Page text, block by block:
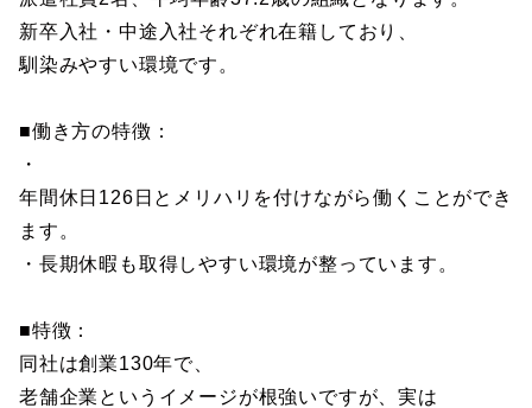
新卒入社・中途入社それぞれ在籍しており、
馴染みやすい環境です。
■働き方の特徴：
・
年間休日126日とメリハリを付けながら働くことができ
ます。
・長期休暇も取得しやすい環境が整っています。
■特徴：
同社は創業130年で、
老舗企業というイメージが根強いですが、実は